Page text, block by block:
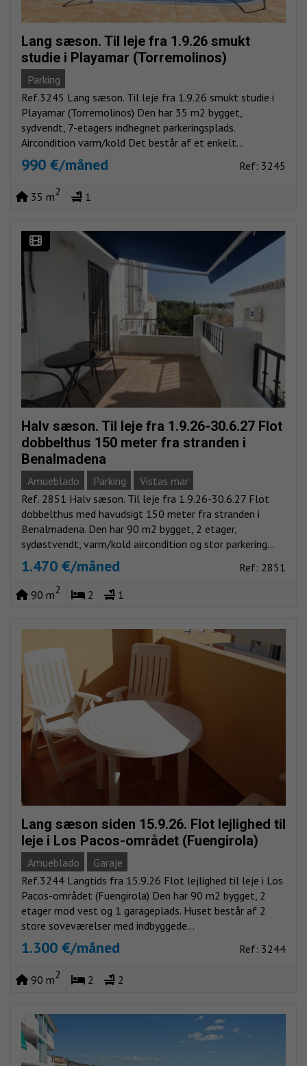
Lang sæson. Til leje fra 1.9.26 smukt
studie i Playamar (Torremolinos)
Parking
Ref.3245 Lang sæson. Til leje fra 1.9.26 smukt studie i
Playamar (Torremolinos) Den har 35 m2 bygget,
sydvendt, 7-etagers indhegnet parkeringsplads.
Aircondition varm/kold Det består af et enkelt...
990 €/måned Ref: 3245
35 m2 1
Halv sæson. Til leje fra 1.9.26-30.6.27 Flot
dobbelthus 150 meter fra stranden i
Benalmadena
Amueblado Parking
Vistas mar
Ref. 2851 Halv sæson. Til leje fra 1.9.26-30.6.27 Flot
dobbelthus med havudsigt 150 meter fra stranden i
Benalmadena. Den har 90 m2 bygget, 2 etager,
sydøstvendt, varm/kold aircondition og stor parkering...
1.470 €/måned Ref: 2851
90 m2 2 1
Lang sæson siden 15.9.26. Flot lejlighed til
leje i Los Pacos-området (Fuengirola)
Amueblado
Garaje
Ref.3244 Langtids fra 15.9.26 Flot lejlighed til leje i Los
Pacos-området (Fuengirola) Den har 90 m2 bygget, 2
etager mod vest og 1 garageplads. Huset består af 2
store soveværelser med indbyggede...
1.300 €/måned Ref: 3244
90 m2 2 2